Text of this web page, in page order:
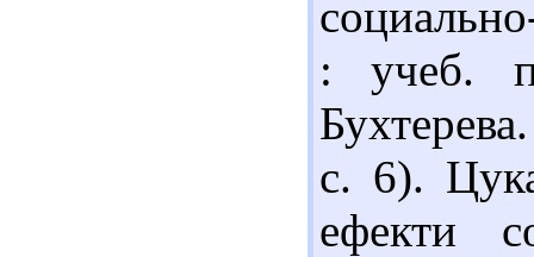
: учеб.
с. 6).
ефекти